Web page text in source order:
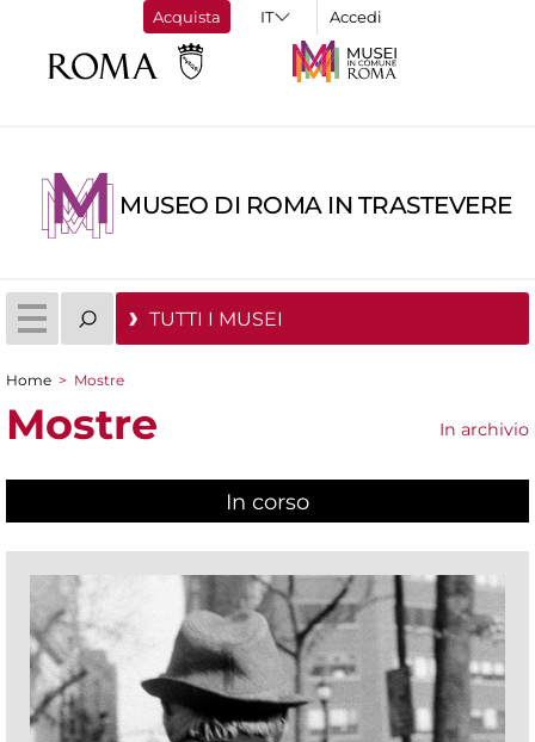
Acquista Accedi
MUSEO DI ROMA IN TRASTEVERE
TUTTI I MUSEI
Tu sei qui
Home > Mostre
Mostre In archivio
In corso